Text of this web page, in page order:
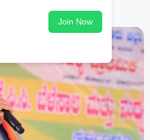
Join Now